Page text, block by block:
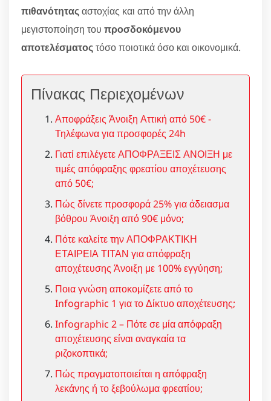
πιθανότηταςαστοχίας και από την άλλη
μεγιστοποίηση του προσδοκόμενου
αποτελέσματοςτόσο ποιοτικά όσο και οικονομικά.
Πίνακας Περιεχομένων
Αποφράξεις Άνοιξη Αττική από 50€ -
Τηλέφωνα για προσφορές 24h
Γιατί επιλέγετε ΑΠΟΦΡΑΞΕΙΣ ΑΝΟΙΞΗ με
τιμές απόφραξης φρεατίου αποχέτευσης
από 50€;
Πώς δίνετε προσφορά 25% για άδειασμα
βόθρου Άνοιξη από 90€ μόνο;
Πότε καλείτε την ΑΠΟΦΡΑΚΤΙΚΗ
ΕΤΑΙΡΕΙΑ ΤΙΤΑΝ για απόφραξη
αποχέτευσης Άνοιξη με 100% εγγύηση;
Ποια γνώση αποκομίζετε από το
Infographic 1 για το Δίκτυο αποχέτευσης;
Infographic 2 – Πότε σε μία απόφραξη
αποχέτευσης είναι αναγκαία τα
ριζοκοπτικά;
Πώς πραγματοποιείται η απόφραξη
λεκάνης ή το ξεβούλωμα φρεατίου;